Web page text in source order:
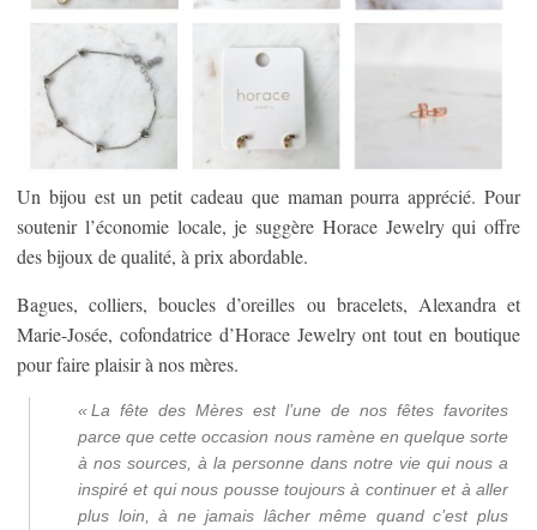
Un bijou est un petit cadeau que maman pourra apprécié. Pour
soutenir l’économie locale, je suggère Horace Jewelry qui offre
des bijoux de qualité, à prix abordable.
Bagues, colliers, boucles d’oreilles ou bracelets, Alexandra et
Marie-Josée, cofondatrice d’Horace Jewelry ont tout en boutique
pour faire plaisir à nos mères.
« La fête des Mères est l’une de nos fêtes favorites
parce que cette occasion nous ramène en quelque sorte
à nos sources, à la personne dans notre vie qui nous a
inspiré et qui nous pousse toujours à continuer et à aller
plus loin, à ne jamais lâcher même quand c’est plus